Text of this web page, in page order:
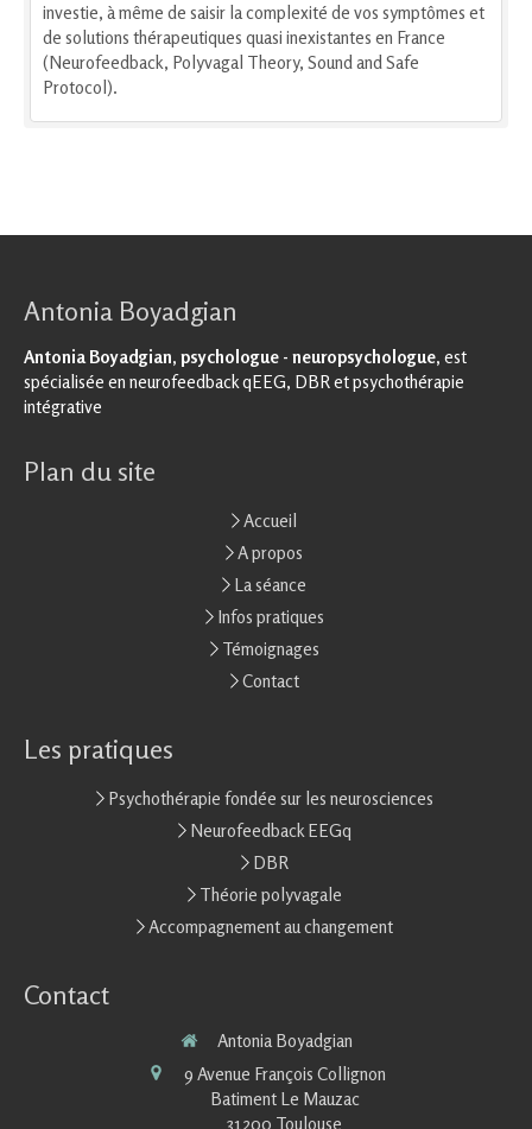
investie, à même de saisir la complexité de vos symptômes et
de solutions thérapeutiques quasi inexistantes en France
(Neurofeedback, Polyvagal Theory, Sound and Safe
Protocol).
Antonia Boyadgian
Antonia Boyadgian, psychologue - neuropsychologue, est
spécialisée en neurofeedback qEEG, DBR et psychothérapie
intégrative
Plan du site
Accueil
A propos
La séance
Infos pratiques
Témoignages
Contact
Les pratiques
Psychothérapie fondée sur les neurosciences
Neurofeedback EEGq
DBR
Théorie polyvagale
Accompagnement au changement
Contact
Antonia Boyadgian
9 Avenue François Collignon
Batiment Le Mauzac
31200 Toulouse